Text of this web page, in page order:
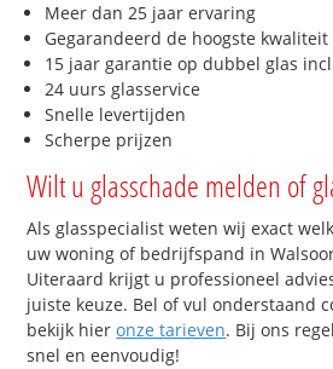
Meer dan 25 jaar ervaring
Gegarandeerd de hoogste kwaliteit
15 jaar garantie op dubbel glas
24 uurs glasservice
Snelle levertijden
Scherpe prijzen
Wilt u glasschade melden of
Als glasspecialist weten wij exact
uw woning of bedrijfspand in
Uiteraard krijgt u professioneel
juiste keuze. Bel of vul onderstaand
bekijk hieronze tarieven. Bij ons
snel en eenvoudig!